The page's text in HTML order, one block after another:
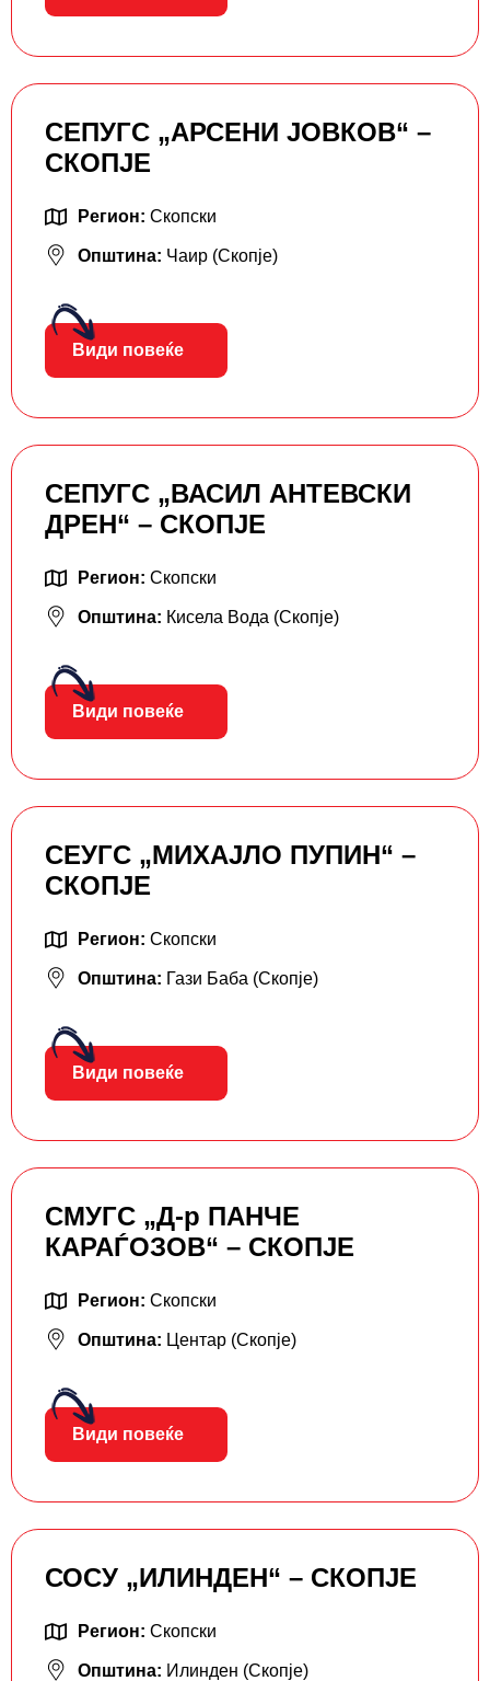
СЕПУГС „АРСЕНИ ЈОВКОВ“ –
СКОПЈЕ
Регион: Скопски
Општина: Чаир (Скопје)
Види повеќе
СЕПУГС „ВАСИЛ АНТЕВСКИ
ДРЕН“ – СКОПЈЕ
Регион: Скопски
Општина: Кисела Вода (Скопје)
Види повеќе
СЕУГС „МИХАЈЛО ПУПИН“ –
СКОПЈЕ
Регион: Скопски
Општина: Гази Баба (Скопје)
Види повеќе
СМУГС „Д-р ПАНЧЕ
КАРАЃОЗОВ“ – СКОПЈЕ
Регион: Скопски
Општина: Центар (Скопје)
Види повеќе
СОСУ „ИЛИНДЕН“ – СКОПЈЕ
Регион: Скопски
Општина: Илинден (Скопје)